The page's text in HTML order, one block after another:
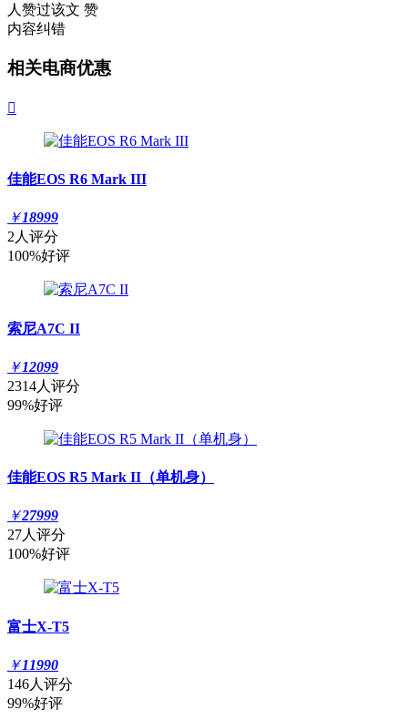
人赞过该文 赞
内容纠错
相关电商优惠

佳能EOS R6 Mark III
￥18999
2人评分
100%好评
索尼A7C II
￥12099
2314人评分
99%好评
佳能EOS R5 Mark II（单机身）
￥27999
27人评分
100%好评
富士X-T5
￥11990
146人评分
99%好评